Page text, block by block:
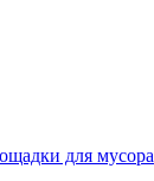
для мусора